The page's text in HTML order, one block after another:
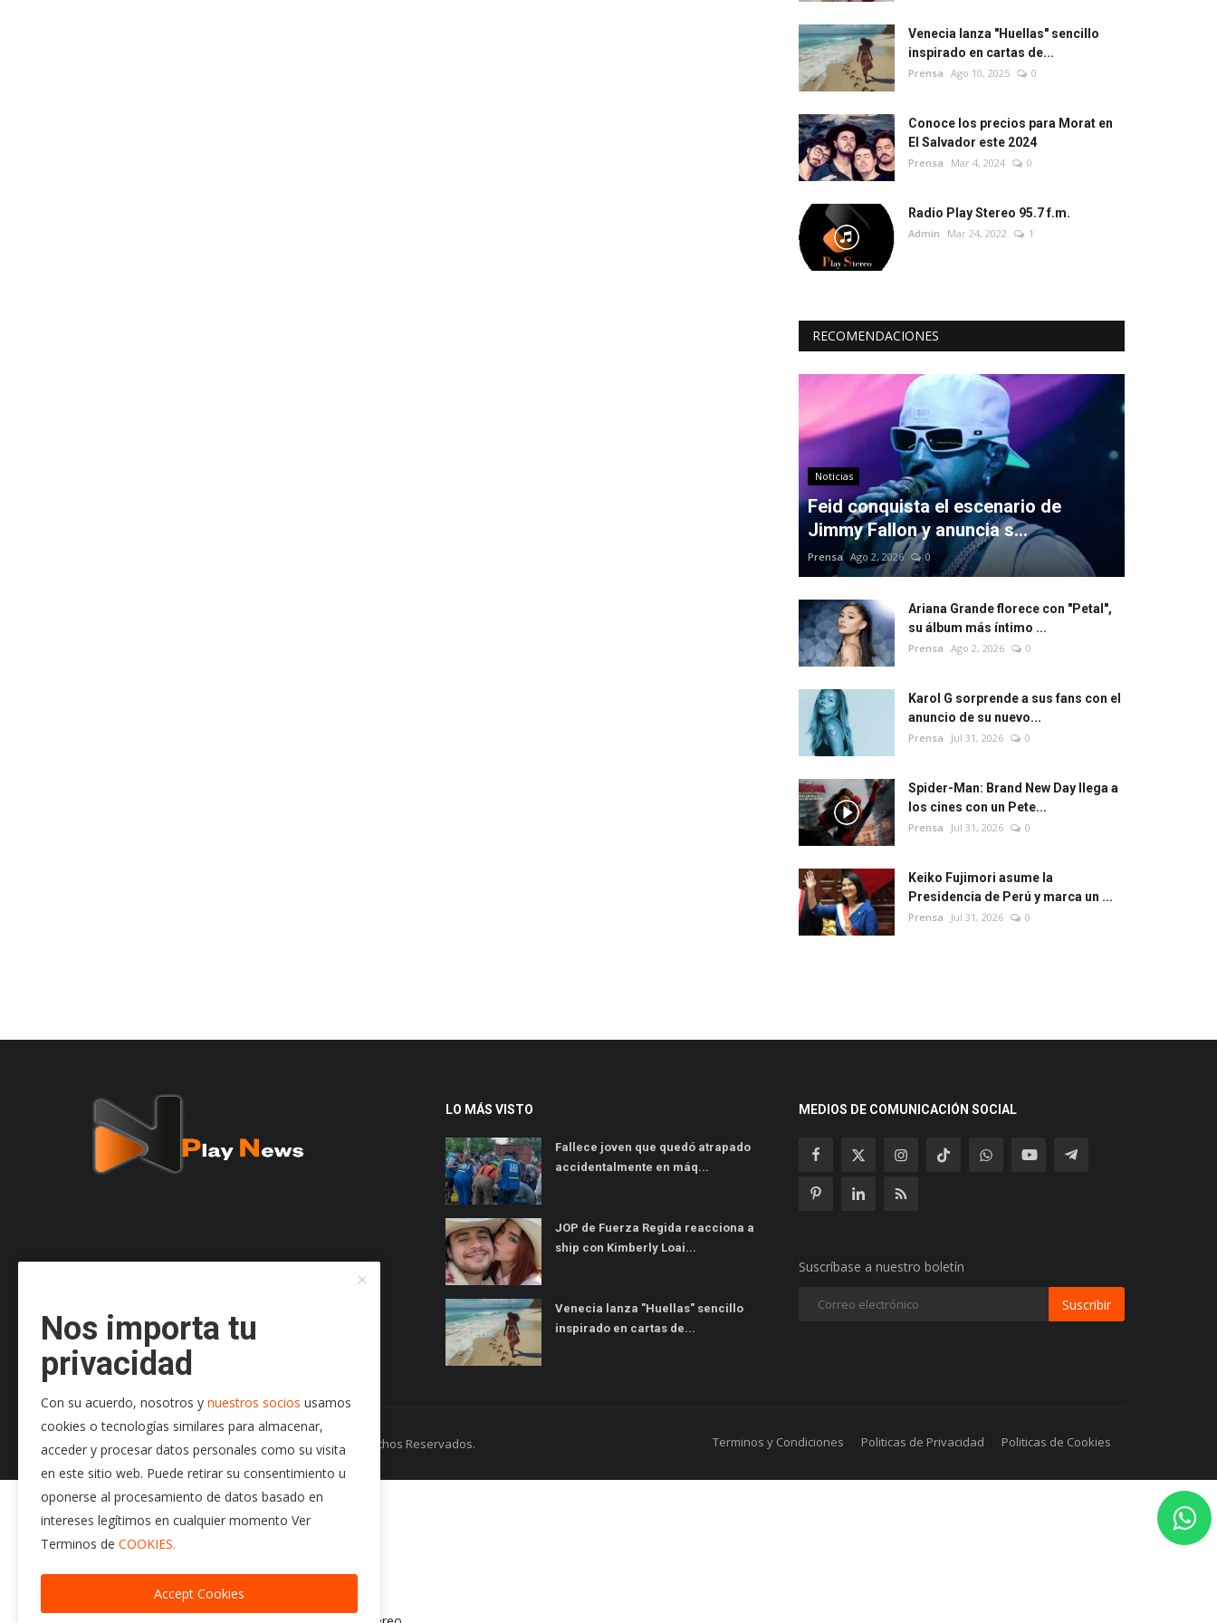
Venecia lanza "Huellas" sencillo
inspirado en cartas de...
Prensa Ago 10, 2025 0
Conoce los precios para Morat en
El Salvador este 2024
Prensa Mar 4, 2024 0
Radio Play Stereo 95.7 f.m.
Admin Mar 24, 2022 1
RECOMENDACIONES
Noticias
Feid conquista el escenario de
Jimmy Fallon y anuncia s...
Prensa Ago 2, 2026 0
Ariana Grande florece con "Petal",
su álbum más íntimo ...
Prensa Ago 2, 2026 0
Karol G sorprende a sus fans con el
anuncio de su nuevo...
Prensa Jul 31, 2026 0
Spider-Man: Brand New Day llega a
los cines con un Pete...
Prensa Jul 31, 2026 0
Keiko Fujimori asume la
Presidencia de Perú y marca un ...
Prensa Jul 31, 2026 0
LO MÁS VISTO
Fallece joven que quedó atrapado
accidentalmente en máq...
JOP de Fuerza Regida reacciona a
ship con Kimberly Loai...
Venecia lanza "Huellas" sencillo
inspirado en cartas de...
MEDIOS DE COMUNICACIÓN SOCIAL
Suscríbase a nuestro boletín
Suscribir
Copyright 2024 Radio Play Stereo- Todos los Derechos Reservados. Terminos y Condiciones Politicas de Privacidad Politicas de Cookies
Nos importa tu
privacidad
Con su acuerdo, nosotros y nuestros socios usamos
cookies o tecnologías similares para almacenar,
acceder y procesar datos personales como su visita
en este sitio web. Puede retirar su consentimiento u
oponerse al procesamiento de datos basado en
intereses legítimos en cualquier momento Ver
Terminos de COOKIES.
Accept Cookies
95.7 f.m.
Radio Play Stereo
audio/images/p3.jpg
https://radioplaystereo.com